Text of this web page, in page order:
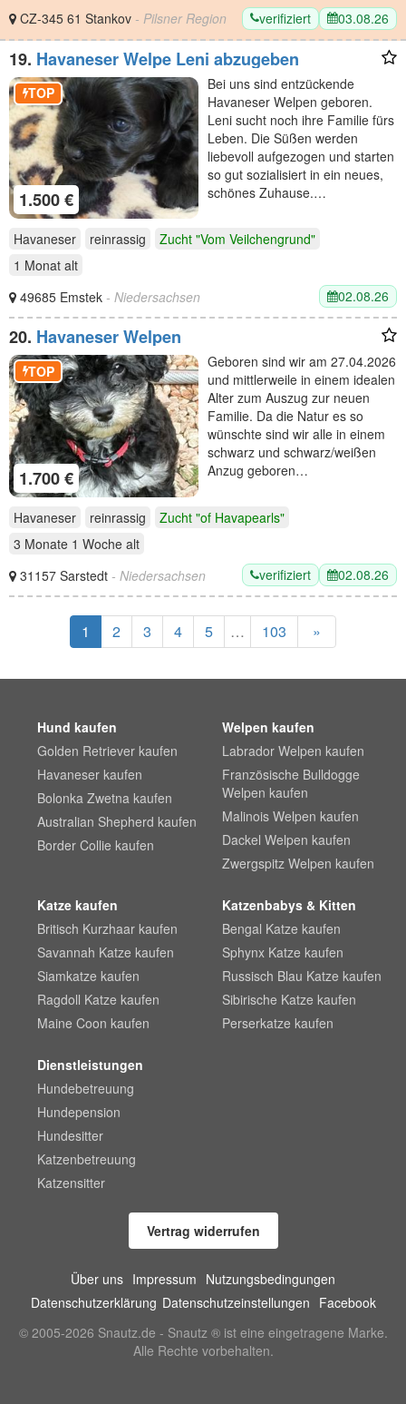
CZ-345 61 Stankov - Pilsner Region verifiziert 03.08.26
19. Havaneser Welpe Leni abzugeben
1.500 €
TOP
Bei uns sind entzückende
Havaneser Welpen geboren.
Leni sucht noch ihre Familie fürs
Leben. Die Süßen werden
liebevoll aufgezogen und starten
so gut sozialisiert in ein neues,
schönes Zuhause.…
Havaneser reinrassig
Zucht "Vom Veilchengrund"
1 Monat alt
49685 Emstek - Niedersachsen 02.08.26
20. Havaneser Welpen
1.700 €
TOP
Geboren sind wir am 27.04.2026
und mittlerweile in einem idealen
Alter zum Auszug zur neuen
Familie. Da die Natur es so
wünschte sind wir alle in einem
schwarz und schwarz/weißen
Anzug geboren…
Havaneser reinrassig
Zucht "of Havapearls"
3 Monate 1 Woche alt
31157 Sarstedt - Niedersachsen verifiziert 02.08.26
1 2 3 4 5 … 103 »
Hund kaufen
Golden Retriever kaufen
Havaneser kaufen
Bolonka Zwetna kaufen
Australian Shepherd kaufen
Border Collie kaufen
Welpen kaufen
Labrador Welpen kaufen
Französische Bulldogge
Welpen kaufen
Malinois Welpen kaufen
Dackel Welpen kaufen
Zwergspitz Welpen kaufen
Katze kaufen
Britisch Kurzhaar kaufen
Savannah Katze kaufen
Siamkatze kaufen
Ragdoll Katze kaufen
Maine Coon kaufen
Katzenbabys & Kitten
Bengal Katze kaufen
Sphynx Katze kaufen
Russisch Blau Katze kaufen
Sibirische Katze kaufen
Perserkatze kaufen
Dienstleistungen
Hundebetreuung
Hundepension
Hundesitter
Katzenbetreuung
Katzensitter
Vertrag widerrufen
Über uns Impressum Nutzungsbedingungen
Datenschutzerklärung Datenschutzeinstellungen Facebook
© 2005-2026 Snautz.de - Snautz ® ist eine eingetragene Marke.
Alle Rechte vorbehalten.